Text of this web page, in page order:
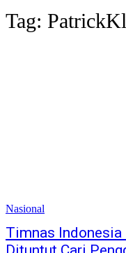
Tag:
Nasional
Timnas Indonesia